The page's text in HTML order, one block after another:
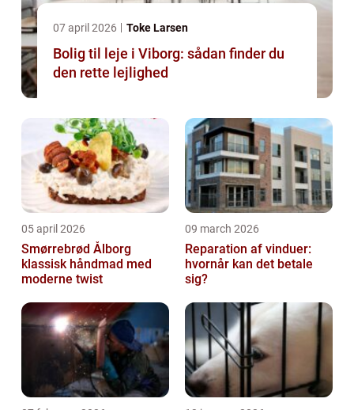
07 april 2026 Toke Larsen
Bolig til leje i Viborg: sådan finder du
den rette lejlighed
05 april 2026
Smørrebrød Ålborg
klassisk håndmad med
moderne twist
09 march 2026
Reparation af vinduer:
hvornår kan det betale
sig?